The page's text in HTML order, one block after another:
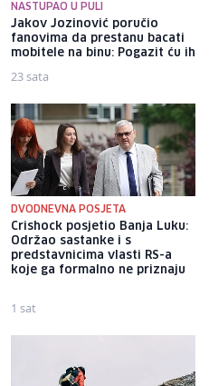
NASTUPAO U PULI
Jakov Jozinović poručio
fanovima da prestanu bacati
mobitele na binu: Pogazit ću ih
23 sata
DVODNEVNA POSJETA
Crishock posjetio Banja Luku:
Održao sastanke i s
predstavnicima vlasti RS-a
koje ga formalno ne priznaju
1 sat